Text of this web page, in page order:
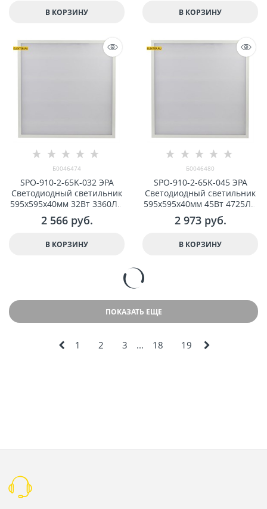
В КОРЗИНУ В КОРЗИНУ
Б0046474
SPO-910-2-65K-032 ЭРА
Светодиодный светильник
595x595x40мм 32Вт 3360Лм
6500К матовый с проводом
арт Б0046474
2 566 руб.
В КОРЗИНУ
Б0046480
SPO-910-2-65K-045 ЭРА
Светодиодный светильник
595x595x40мм 45Вт 4725Лм
6500К матовый с проводом
арт Б0046480
2 973 руб.
В КОРЗИНУ
ПОКАЗАТЬ ЕЩЕ
1 2 3 ... 18 19